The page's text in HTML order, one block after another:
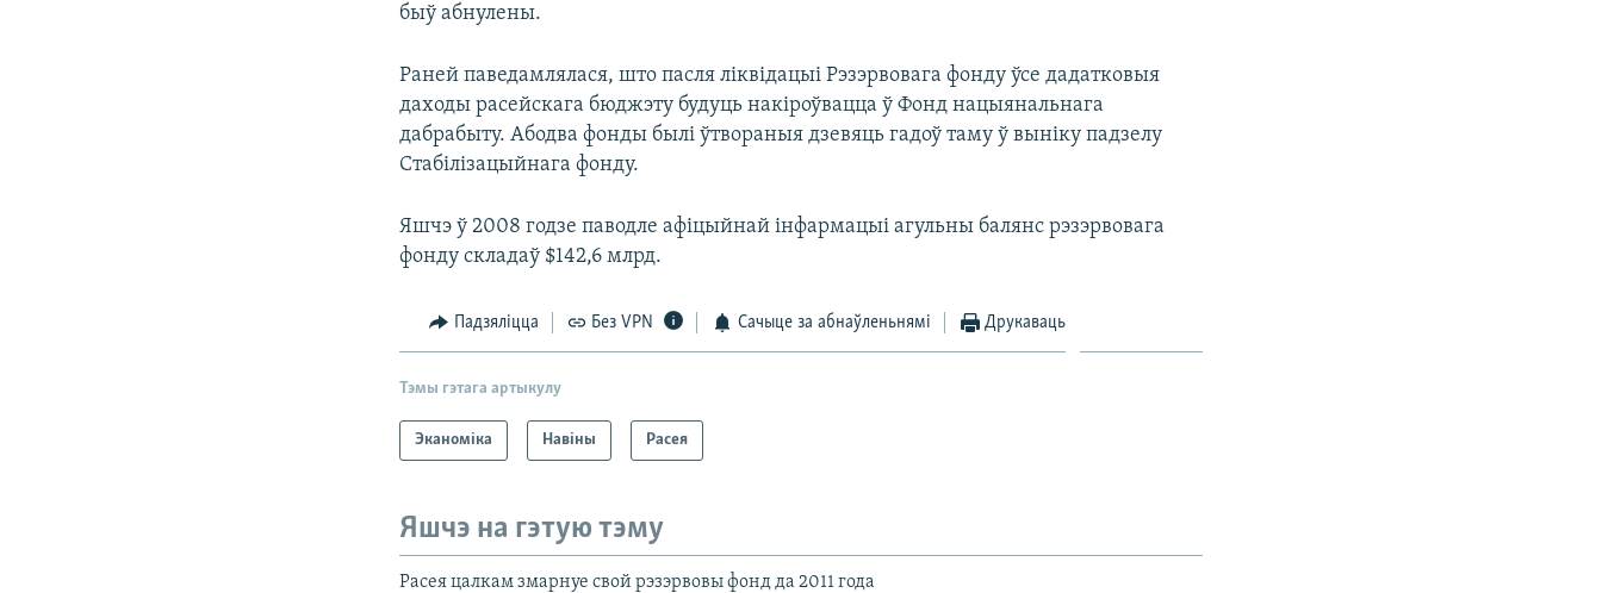
быў абнулены.
Раней паведамлялася, што пасля ліквідацыі Рэзэрвовага фонду ўсе дадатковыя
даходы расейскага бюджэту будуць накіроўвацца ў Фонд нацыянальнага
дабрабыту. Абодва фонды былі ўтвораныя дзевяць гадоў таму ў выніку падзелу
Стабілізацыйнага фонду.
Яшчэ ў 2008 годзе паводле афіцыйнай інфармацыі агульны балянс рэзэрвовага
фонду складаў $142,6 млрд.
Падзяліцца Без VPN Сачыце за абнаўленьнямі Друкаваць
Тэмы гэтага артыкулу
Эканоміка Навіны Расея
Яшчэ на гэтую тэму
Расея цалкам змарнуе свой рэзэрвовы фонд да 2011 года